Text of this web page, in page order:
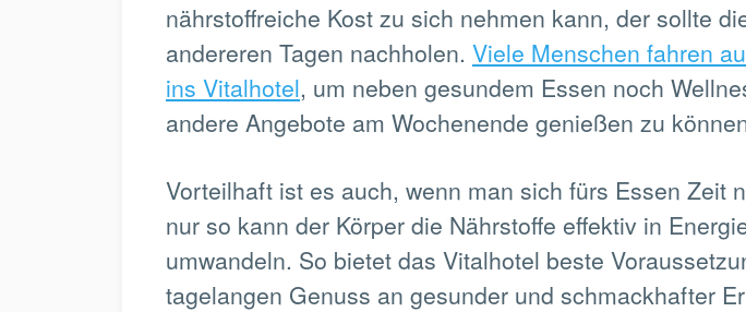
nährstoffreiche Kost zu sich nehmen kann, der sollte
andereren Tagen nachholen. Viele Menschen fahren
ins Vitalhotel, um neben gesundem Essen noch
andere Angebote am Wochenende genießen zu
Vorteilhaft ist es auch, wenn man sich fürs Essen Zeit
nur so kann der Körper die Nährstoffe effektiv in
umwandeln. So bietet das Vitalhotel beste
tagelangen Genuss an gesunder und schmackhafter